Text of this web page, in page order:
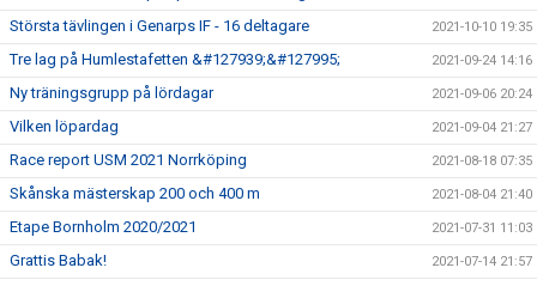
Största tävlingen i Genarps IF - 16 deltagare 2021-10-10 19:35
Tre lag på Humlestafetten &#127939;&#127995; 2021-09-24 14:16
Ny träningsgrupp på lördagar 2021-09-06 20:24
Vilken löpardag 2021-09-04 21:27
Race report USM 2021 Norrköping 2021-08-18 07:35
Skånska mästerskap 200 och 400 m 2021-08-04 21:40
Etape Bornholm 2020/2021 2021-07-31 11:03
Grattis Babak! 2021-07-14 21:57